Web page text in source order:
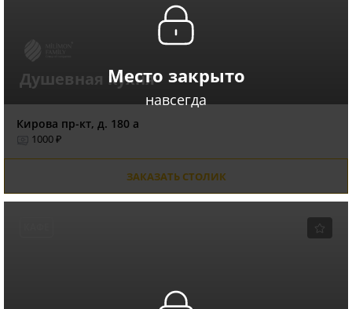
Место закрыто
навсегда
Душевная кухня
Кирова пр-кт, д. 180 а
1000 ₽
ЗАКАЗАТЬ СТОЛИК